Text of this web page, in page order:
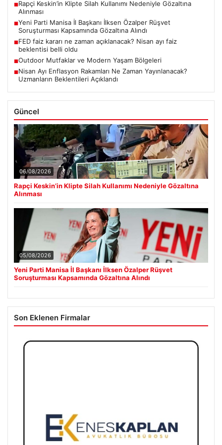
■Rapçi Keskin’in Klipte Silah Kullanımı Nedeniyle Gözaltına
Alınması
■Yeni Parti Manisa İl Başkanı İlksen Özalper Rüşvet
Soruşturması Kapsamında Gözaltına Alındı
■FED faiz kararı ne zaman açıklanacak? Nisan ayı faiz
beklentisi belli oldu
■Outdoor Mutfaklar ve Modern Yaşam Bölgeleri
■Nisan Ayı Enflasyon Rakamları Ne Zaman Yayınlanacak?
Uzmanların Beklentileri Açıklandı
Güncel
06/08/2026
Rapçi Keskin’in Klipte Silah Kullanımı Nedeniyle Gözaltına
Alınması
05/08/2026
Yeni Parti Manisa İl Başkanı İlksen Özalper Rüşvet
Soruşturması Kapsamında Gözaltına Alındı
Son Eklenen Firmalar